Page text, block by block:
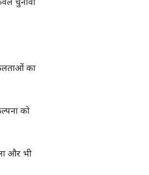
चुनावी
का
को
और भी